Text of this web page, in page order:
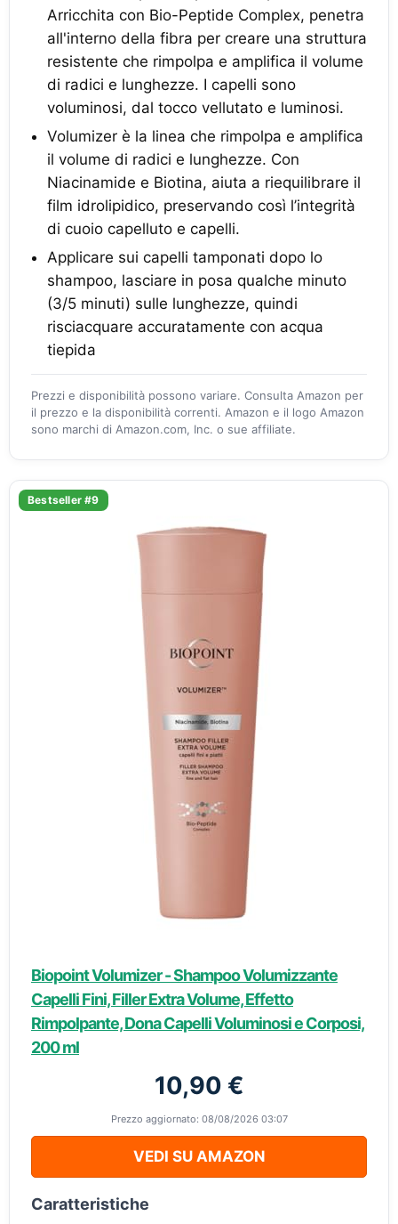
Arricchita con Bio-Peptide Complex, penetra
all'interno della fibra per creare una struttura
resistente che rimpolpa e amplifica il volume
di radici e lunghezze. I capelli sono
voluminosi, dal tocco vellutato e luminosi.
Volumizer è la linea che rimpolpa e amplifica
il volume di radici e lunghezze. Con
Niacinamide e Biotina, aiuta a riequilibrare il
film idrolipidico, preservando così l’integrità
di cuoio capelluto e capelli.
Applicare sui capelli tamponati dopo lo
shampoo, lasciare in posa qualche minuto
(3/5 minuti) sulle lunghezze, quindi
risciacquare accuratamente con acqua
tiepida
Prezzi e disponibilità possono variare. Consulta Amazon per
il prezzo e la disponibilità correnti. Amazon e il logo Amazon
sono marchi di Amazon.com, Inc. o sue affiliate.
Bestseller #9
Biopoint Volumizer - Shampoo Volumizzante
Capelli Fini, Filler Extra Volume, Effetto
Rimpolpante, Dona Capelli Voluminosi e Corposi,
200 ml
10,90 €
Prezzo aggiornato: 08/08/2026 03:07
VEDI SU AMAZON
Caratteristiche